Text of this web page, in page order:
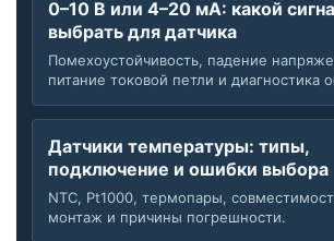
0–10 В или 4–20 мА: какой
выбрать для датчика
Помехоустойчивость, падение
питание токовой петли и диагностика
Датчики температуры: типы,
подключение и ошибки выбора
NTC, Pt1000, термопары,
монтаж и причины погрешности.